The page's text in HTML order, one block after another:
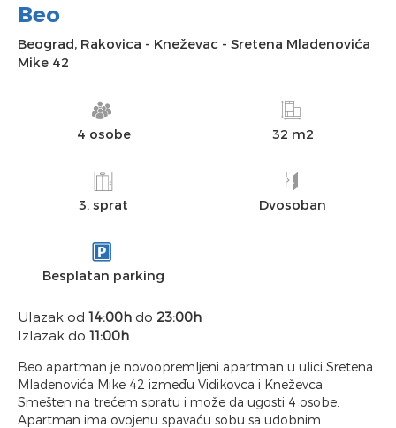
Beo
Beograd, Rakovica - Kneževac - Sretena Mladenovića
Mike 42
4 osobe 32 m2
3. sprat Dvosoban
Besplatan parking
Ulazak od 14:00h do 23:00h
Izlazak do 11:00h
Beo apartman je novoopremljeni apartman u ulici Sretena
Mladenovića Mike 42 između Vidikovca i Kneževca.
Smešten na trećem spratu i može da ugosti 4 osobe.
Apartman ima ovojenu spavaću sobu sa udobnim